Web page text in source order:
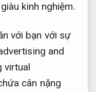
kinh nghiệm.
với bạn với sự
and
virtual
cân nặng